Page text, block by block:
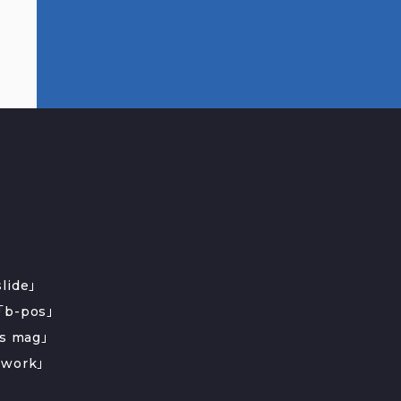
」
b-pos」
mag」
」